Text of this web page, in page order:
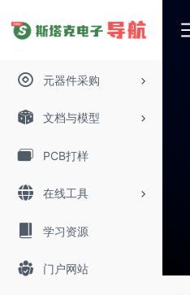
元器件采购
文档与模型
PCB打样
在线工具
学习资源
门户网站